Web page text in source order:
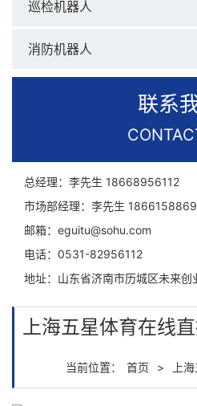
巡检机器人
消防机器人
联系
总经理：李先生 18668956112
市场部经理：李先生
邮箱： eguitu@sohu.com
电话： 0531-82956112
地址： 山东省济南市历城区未来创
上海五星体育在线
当前位置： 首页 > 上